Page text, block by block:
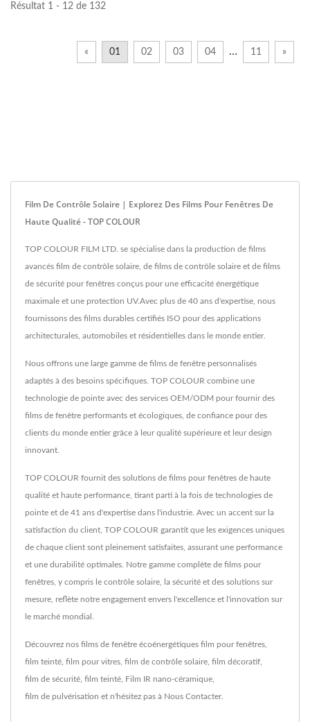
Résultat 1 - 12 de 132
« 01 02 03 04 … 11 »
Film De Contrôle Solaire | Explorez Des Films Pour Fenêtres De
Haute Qualité - TOP COLOUR
TOP COLOUR FILM LTD. se spécialise dans la production de films
avancés film de contrôle solaire, de films de contrôle solaire et de films
de sécurité pour fenêtres conçus pour une efficacité énergétique
maximale et une protection UV.Avec plus de 40 ans d'expertise, nous
fournissons des films durables certifiés ISO pour des applications
architecturales, automobiles et résidentielles dans le monde entier.
Nous offrons une large gamme de films de fenêtre personnalisés
adaptés à des besoins spécifiques. TOP COLOUR combine une
technologie de pointe avec des services OEM/ODM pour fournir des
films de fenêtre performants et écologiques, de confiance pour des
clients du monde entier grâce à leur qualité supérieure et leur design
innovant.
TOP COLOUR fournit des solutions de films pour fenêtres de haute
qualité et haute performance, tirant parti à la fois de technologies de
pointe et de 41 ans d'expertise dans l'industrie. Avec un accent sur la
satisfaction du client, TOP COLOUR garantit que les exigences uniques
de chaque client sont pleinement satisfaites, assurant une performance
et une durabilité optimales. Notre gamme complète de films pour
fenêtres, y compris le contrôle solaire, la sécurité et des solutions sur
mesure, reflète notre engagement envers l'excellence et l'innovation sur
le marché mondial.
Découvrez nos films de fenêtre écoénergétiques film pour fenêtres
film teinté film pour vitres film de contrôle solaire film décoratif
film de sécurité film teinté Film IR nano-céramique
film de pulvérisation et n'hésitez pas à Nous Contacter.